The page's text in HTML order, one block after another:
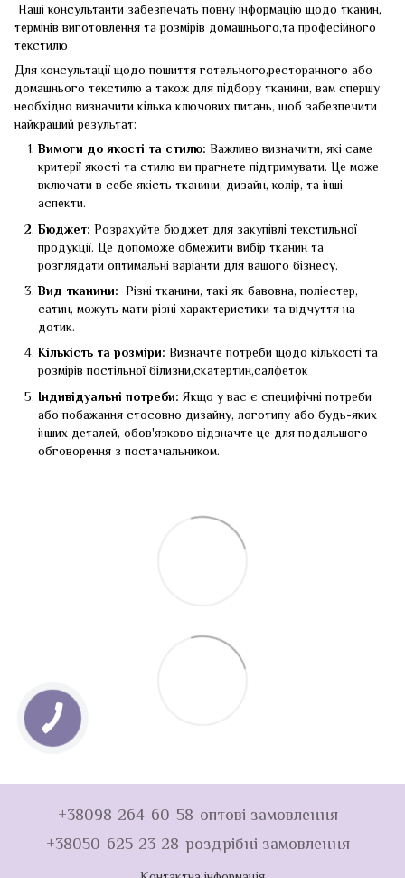
Наші консультанти забезпечать повну інформацію щодо тканин,
термінів виготовлення та розмірів домашнього,та професійного
текстилю
Для консультації щодо пошиття готельного,ресторанного або
домашнього текстилю а також для підбору тканини, вам спершу
необхідно визначити кілька ключових питань, щоб забезпечити
найкращий результат:
Вимоги до якості та стилю: Важливо визначити, які саме
критерії якості та стилю ви прагнете підтримувати. Це може
включати в себе якість тканини, дизайн, колір, та інші
аспекти.
Бюджет: Розрахуйте бюджет для закупівлі текстильної
продукції. Це допоможе обмежити вибір тканин та
розглядати оптимальні варіанти для вашого бізнесу.
Вид тканини: Різні тканини, такі як бавовна, поліестер,
сатин, можуть мати різні характеристики та відчуття на
дотик.
Кількість та розміри: Визначте потреби щодо кількості та
розмірів постільної білизни,скатертин,салфеток
Індивідуальні потреби: Якщо у вас є специфічні потреби
або побажання стосовно дизайну, логотипу або будь-яких
інших деталей, обов'язково відзначте це для подальшого
обговорення з постачальником.
+38098-264-60-58-оптові замовлення
+38050-625-23-28-роздрібні замовлення